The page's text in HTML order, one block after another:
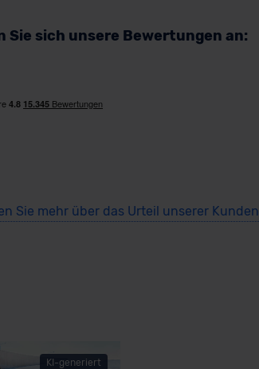
Sie sich unsere Bewertungen an:
Sie mehr über das Urteil unserer Kunden
KI-generiert